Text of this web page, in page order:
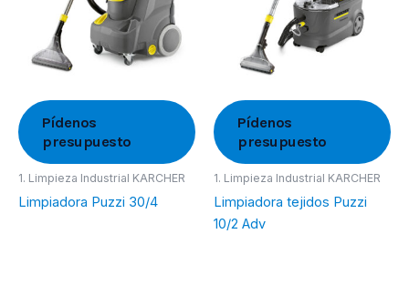
Pídenos
presupuesto
1. Limpieza Industrial KARCHER
Limpiadora Puzzi 30/4
Pídenos
presupuesto
1. Limpieza Industrial KARCHER
Limpiadora tejidos Puzzi
10/2 Adv